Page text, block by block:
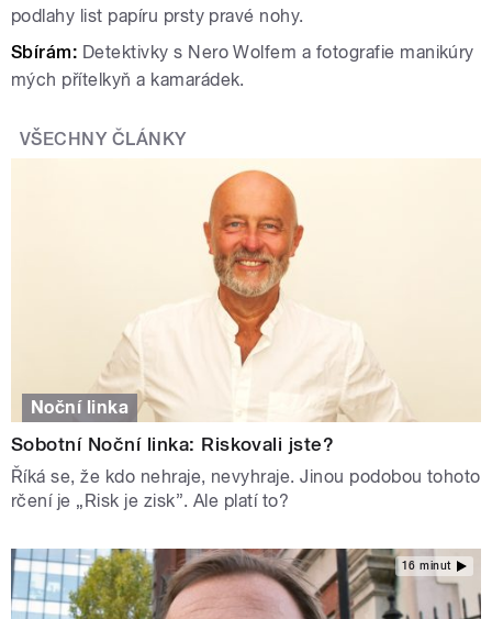
podlahy list papíru prsty pravé nohy.
Sbírám: Detektivky s Nero Wolfem a fotografie manikúry
mých přítelkyň a kamarádek.
VŠECHNY ČLÁNKY
Noční linka
Sobotní Noční linka: Riskovali jste?
Říká se, že kdo nehraje, nevyhraje. Jinou podobou tohoto
rčení je „Risk je zisk”. Ale platí to?
16 minut